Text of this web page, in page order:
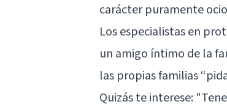
carácter puramente
Los especialistas en
un amigo íntimo de la
las propias familias
Quizás te interese: "